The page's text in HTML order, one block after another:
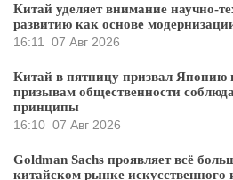
Китай уделяет внимание научно-
развитию как основе
16:11
07 Авг 2026
Китай в пятницу призвал Японию
призывам общественности
принципы
16:10 07 Авг 2026
Goldman Sachs проявляет всё
китайском рынке искусственного